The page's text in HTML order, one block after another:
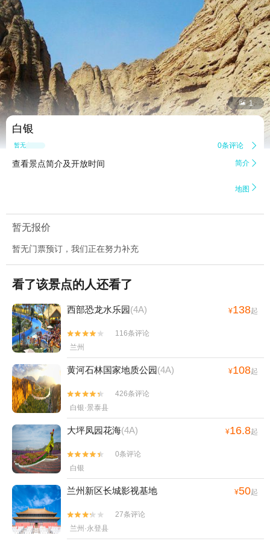
 1
白银
暂无点评 0条评论 
查看景点简介及开放时间 简介 
地图 
暂无报价
暂无门票预订，我们正在努力补充
看了该景点的人还看了
西部恐龙水乐园(4A) ¥138起


116条评论
兰州
黄河石林国家地质公园(4A) ¥108起


426条评论
白银·景泰县
大坪凤园花海(4A) ¥16.8起


0条评论
白银
兰州新区长城影视基地 ¥50起


27条评论
兰州·永登县
